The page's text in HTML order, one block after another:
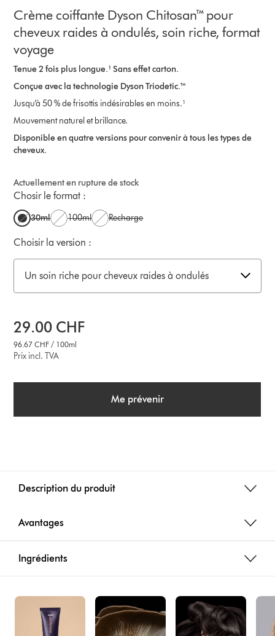
Crème coiffante Dyson Chitosan™ pour
cheveux raides à ondulés, soin riche, format
voyage
Tenue 2 fois plus longue.¹ Sans effet carton.
Conçue avec la technologie Dyson Triodetic.™
Jusqu’à 50 % de frisottis indésirables en moins.¹
Mouvement naturel et brillance.
Disponible en quatre versions pour convenir à tous les types de
cheveux.
Actuellement en rupture de stock
Chosir le format :
30ml 100ml Recharge
Choisir la version :
Un soin riche pour cheveux raides à ondulés
29.00 CHF
96.67 CHF / 100ml
Prix incl. TVA
Me prévenir
Description du produit
Avantages
Ingrédients